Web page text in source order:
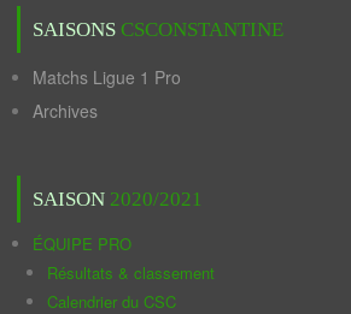
SAISONS CSCONSTANTINE
Matchs Ligue 1 Pro
Archives
SAISON 2020/2021
ÉQUIPE PRO
Résultats & classement
Calendrier du CSC